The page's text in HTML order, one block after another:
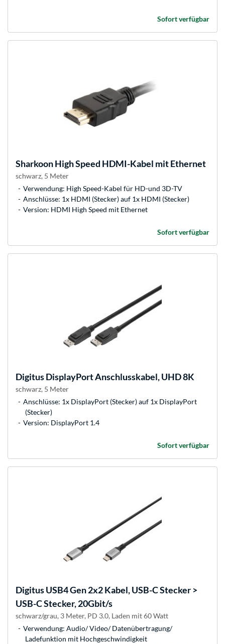
Sofort verfügbar
SharkoonHigh Speed HDMI-Kabel mit Ethernet
schwarz, 5 Meter
Verwendung: High Speed-Kabel für HD-und 3D-TV
Anschlüsse: 1x HDMI (Stecker) auf 1x HDMI (Stecker)
Version: HDMI High Speed mit Ethernet
Sofort verfügbar
DigitusDisplayPort Anschlusskabel, UHD 8K
schwarz, 5 Meter
Anschlüsse: 1x DisplayPort (Stecker) auf 1x DisplayPort
(Stecker)
Version: DisplayPort 1.4
Sofort verfügbar
DigitusUSB4 Gen 2x2 Kabel, USB-C Stecker >
USB-C Stecker, 20Gbit/s
schwarz/grau, 3 Meter, PD 3.0, Laden mit 60 Watt
Verwendung: Audio/ Video/ Datenübertragung/
Ladefunktion mit Hochgeschwindigkeit